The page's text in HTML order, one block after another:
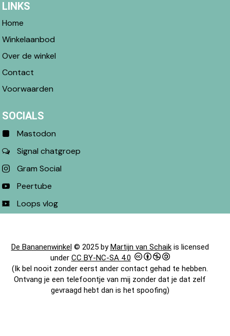
LINKS
Home
Winkelaanbod
Over de winkel
Contact
Voorwaarden
SOCIALS
Mastodon
Signal chatgroep
Gram Social
Peertube
Loops vlog
De Bananenwinkel© 2025 byMartijn van Schaikis licensed
under CC BY-NC-SA 4.0
(Ik bel nooit zonder eerst ander contact gehad te hebben.
Ontvang je een telefoontje van mij zonder dat je dat zelf
gevraagd hebt dan is het spoofing)